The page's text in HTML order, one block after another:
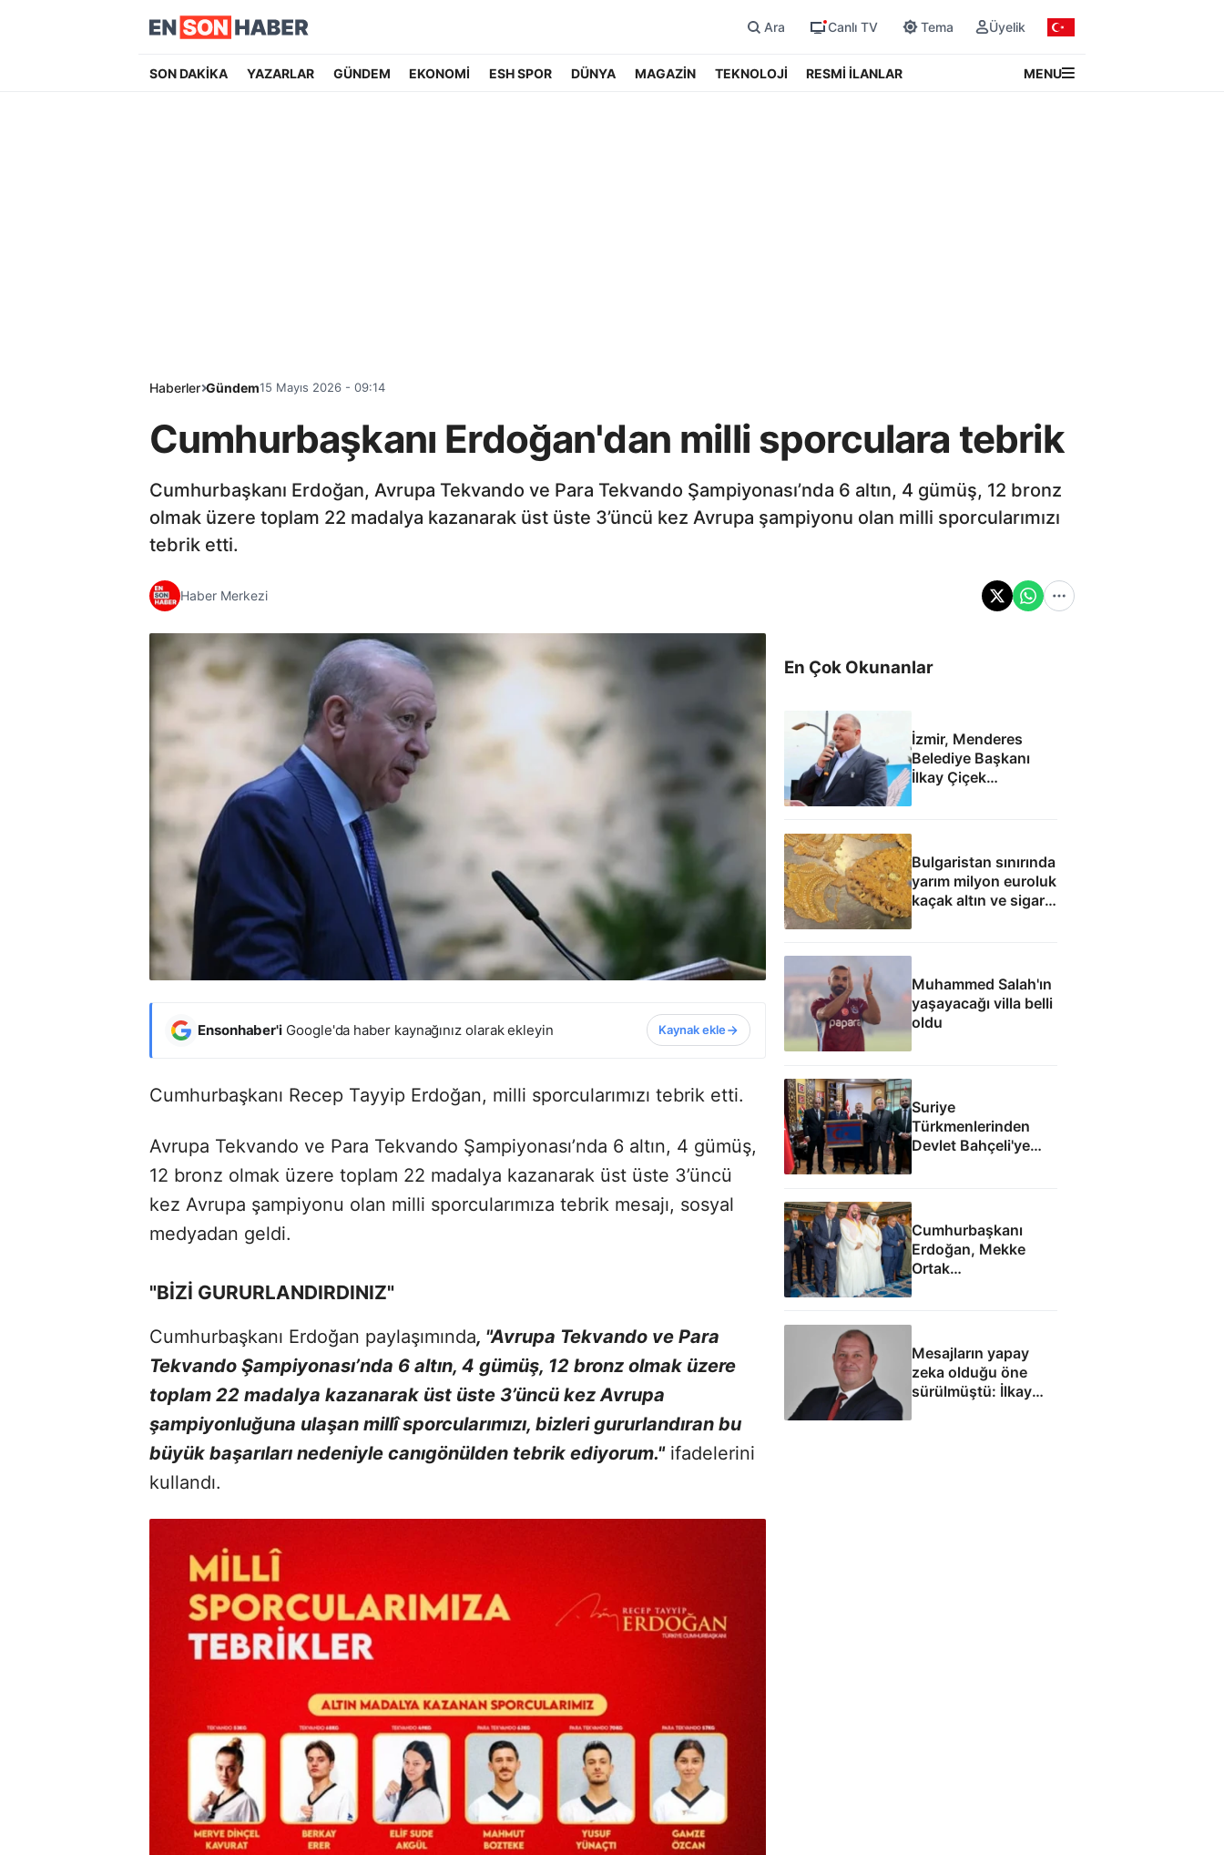
Ara Canlı TV Tema Üyelik
SON DAKİKA YAZARLAR GÜNDEM EKONOMİ ESH SPOR DÜNYA MAGAZİN TEKNOLOJİ RESMİ İLANLAR MENU
Haberler Gündem15 Mayıs 2026 - 09:14
Cumhurbaşkanı Erdoğan'dan milli sporculara tebrik
Cumhurbaşkanı Erdoğan, Avrupa Tekvando ve Para Tekvando Şampiyonası’nda 6 altın, 4 gümüş, 12 bronz
olmak üzere toplam 22 madalya kazanarak üst üste 3’üncü kez Avrupa şampiyonu olan milli sporcularımızı
tebrik etti.
Haber Merkezi
Ensonhaber'i Google'da haber kaynağınız olarak ekleyin Kaynak ekle
Cumhurbaşkanı Recep Tayyip Erdoğan, milli sporcularımızı tebrik etti.
Avrupa Tekvando ve Para Tekvando Şampiyonası’nda 6 altın, 4 gümüş,
12 bronz olmak üzere toplam 22 madalya kazanarak üst üste 3’üncü
kez Avrupa şampiyonu olan milli sporcularımıza tebrik mesajı, sosyal
medyadan geldi.
"BİZİ GURURLANDIRDINIZ"
Cumhurbaşkanı Erdoğan paylaşımında, "Avrupa Tekvando ve Para
Tekvando Şampiyonası’nda 6 altın, 4 gümüş, 12 bronz olmak üzere
toplam 22 madalya kazanarak üst üste 3’üncü kez Avrupa
şampiyonluğuna ulaşan millî sporcularımızı, bizleri gururlandıran bu
büyük başarıları nedeniyle canıgönülden tebrik ediyorum."ifadelerini
kullandı.
En Çok Okunanlar
İzmir, Menderes
Belediye Başkanı
İlkay Çiçek
Bulgaristan sınırında
yarım milyon euroluk
kaçak altın ve sigara
yakalandı
Muhammed Salah'ın
yaşayacağı villa belli
oldu
Suriye
Türkmenlerinden
Devlet Bahçeli'ye
yapılanma gündemi
Cumhurbaşkanı
Erdoğan, Mekke
Ortak
Anlaşması'ndan
kıldı
Mesajların yapay
zeka olduğu öne
sürülmüştü: İlkay